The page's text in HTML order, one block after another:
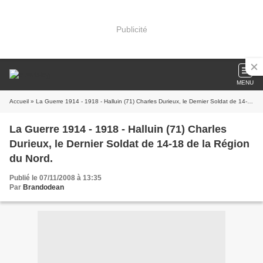
Publicité
MENU
Accueil » La Guerre 1914 - 1918 - Halluin (71) Charles Durieux, le Dernier Soldat de 14-18 de la Région du Nord.
La Guerre 1914 - 1918 - Halluin (71) Charles
Durieux, le Dernier Soldat de 14-18 de la Région
du Nord.
Publié le 07/11/2008 à 13:35
Par Brandodean